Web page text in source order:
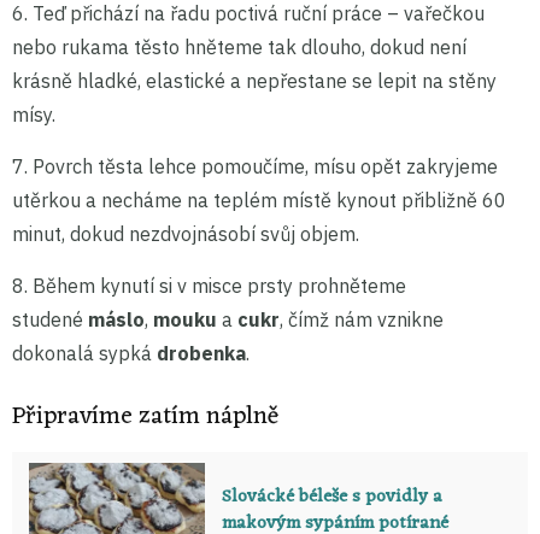
6. Teď přichází na řadu poctivá ruční práce – vařečkou
nebo rukama těsto hněteme tak dlouho, dokud není
krásně hladké, elastické a nepřestane se lepit na stěny
mísy.
7. Povrch těsta lehce pomoučíme, mísu opět zakryjeme
utěrkou a necháme na teplém místě kynout přibližně 60
minut, dokud nezdvojnásobí svůj objem.
8. Během kynutí si v misce prsty prohněteme
studené máslo, mouku a cukr, čímž nám vznikne
dokonalá sypká drobenka.
Připravíme zatím náplně
Slovácké béleše s povidly a
makovým sypáním potírané